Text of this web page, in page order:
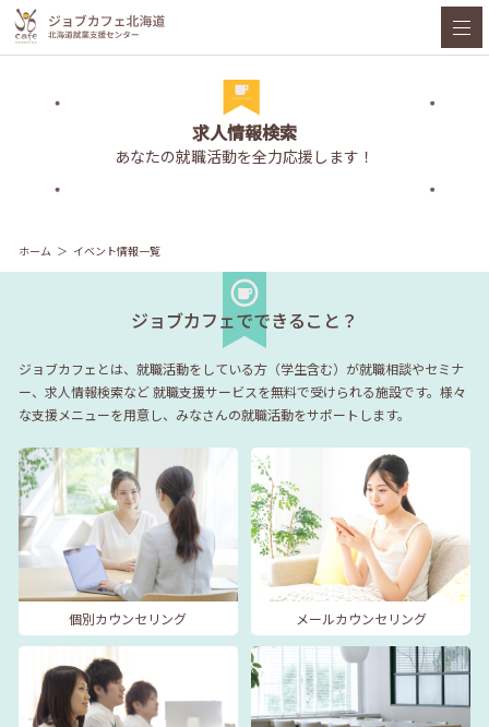
求人情報検索
あなたの就職活動を全力応援します！
ホーム イベント情報一覧
ジョブカフェでできること？
ジョブカフェとは、就職活動をしている方（学生含む）が就職相談やセミナ
ー、求人情報検索など就職支援サービスを無料で受けられる施設です。様々
な支援メニューを用意し、みなさんの就職活動をサポートします。
個別カウンセリング メールカウンセリング